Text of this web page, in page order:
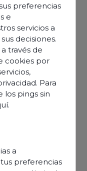
preferencias
e
servicios a
decisiones.
través de
cookies por
Para
pings sin
.
a
preferencias